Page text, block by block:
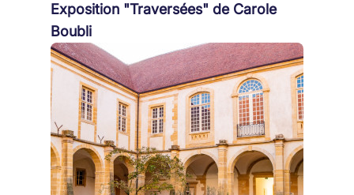
Exposition "Traversées" de Carole
Boubli